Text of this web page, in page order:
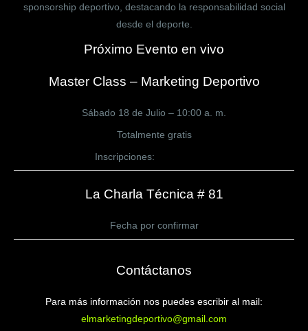
sponsorship deportivo, destacando la responsabilidad social
desde el deporte.
Próximo Evento en vivo
Master Class – Marketing Deportivo
Sábado 18 de Julio – 10:00 a. m.
Totalmente gratis
Inscripciones:
La Charla Técnica # 81
Fecha por confirmar
Contáctanos
Para más información nos puedes escribir al mail:
elmarketingdeportivo@gmail.com